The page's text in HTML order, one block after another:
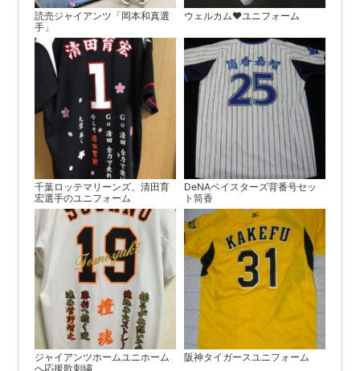
読売ジャイアンツ「岡本和真選
手」
ウェルカム♥ユニフォーム
千葉ロッテマリーンズ、清田育
宏選手のユニフォーム
DeNAベイスターズ背番号セッ
ト筒香
ジャイアンツホームユニホーム
へ応援歌刺繍
阪神タイガースユニフォーム